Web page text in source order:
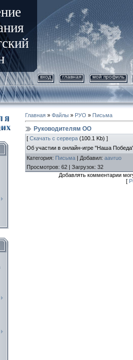
вход главная мой профиль
Главная » Файлы » РУО » Письма
Руководителям ОО
[ Скачать с сервера (100.1 Kb) ]
Об участии в онлайн-игре "Наша
Категория: Письма | Добавил: aavruo
Просмотров: 62 | Загрузок: 32
Добавлять комментарии
[